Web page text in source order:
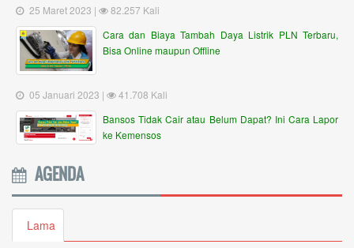
25 Maret 2023 |
82.257 Kali
Cara dan Biaya Tambah Daya Listrik PLN Terbaru,
Bisa Online maupun Offline
05 Januari 2023 |
41.708 Kali
Bansos Tidak Cair atau Belum Dapat? Ini Cara Lapor
ke Kemensos
AGENDA
Lama